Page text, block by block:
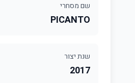
שם מסחרי
PICANTO
שנת יצור
2017